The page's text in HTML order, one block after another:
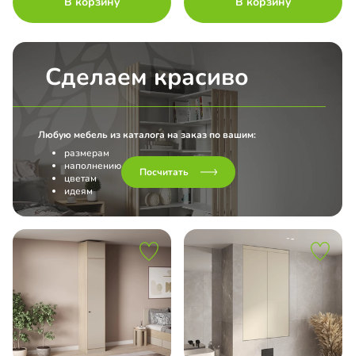
Сделаем красиво
Любую мебель из каталога на заказ по вашим:
размерам
наполнению
цветам
идеям
Посчитать